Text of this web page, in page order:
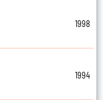
1998
1994